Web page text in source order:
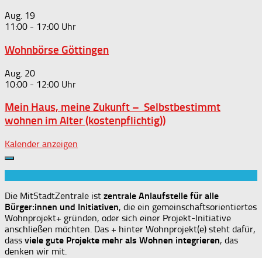
Aug. 19
11:00 - 17:00
Wohnbörse Göttingen
Aug. 20
10:00 - 12:00
Mein Haus, meine Zukunft – Selbstbestimmt
wohnen im Alter (kostenpflichtig))
Kalender anzeigen
Die MitStadtZentrale ist zentrale Anlaufstelle für alle
Bürger:innen und Initiativen, die ein gemeinschaftsorientiertes
Wohnprojekt+ gründen, oder sich einer Projekt-Initiative
anschließen möchten. Das + hinter Wohnprojekt(e) steht dafür,
dass viele gute Projekte mehr als Wohnen integrieren, das
denken wir mit.